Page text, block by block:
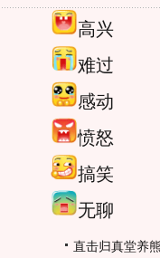
高兴
难过
感动
愤怒
搞笑
无聊
直击归真堂养